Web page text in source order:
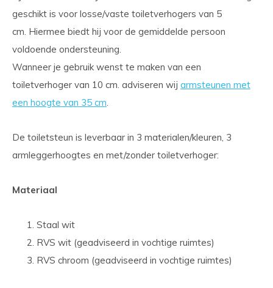
geschikt is voor losse/vaste toiletverhogers van 5
cm. Hiermee biedt hij voor de gemiddelde persoon
voldoende ondersteuning.
Wanneer je gebruik wenst te maken van een
toiletverhoger van 10 cm. adviseren wij armsteunen met
een hoogte van 35 cm.
De toiletsteun is leverbaar in 3 materialen/kleuren, 3
armleggerhoogtes en met/zonder toiletverhoger:
Materiaal
Staal wit
RVS wit (geadviseerd in vochtige ruimtes)
RVS chroom (geadviseerd in vochtige ruimtes)